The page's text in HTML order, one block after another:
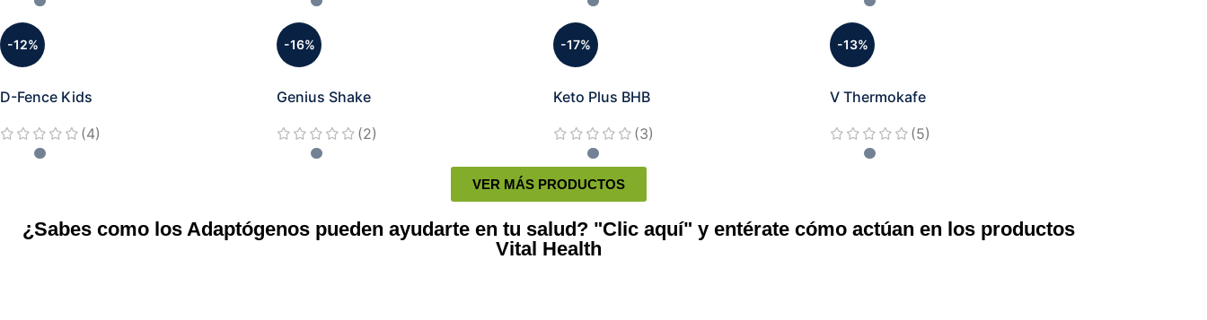
-12%
D-Fence Kids
(4)
-16%
Genius Shake
(2)
-17%
Keto Plus BHB
(3)
-13%
V Thermokafe
(5)
VER MÁS PRODUCTOS
¿Sabes como los Adaptógenos pueden ayudarte en tu salud? "Clic aquí" y entérate cómo actúan en los productos
Vital Health